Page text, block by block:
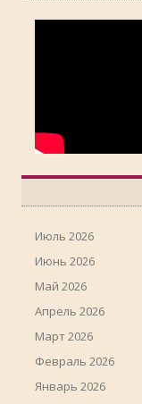
Июль 2026
Июнь 2026
Май 2026
Апрель 2026
Март 2026
Февраль 2026
Январь 2026